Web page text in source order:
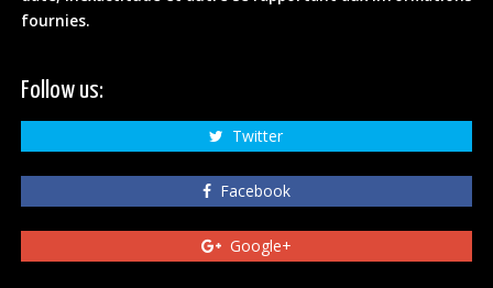
fournies.
Follow us:
Twitter
Facebook
Google+